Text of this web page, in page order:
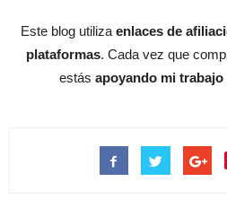
Este blog utiliza enlaces de
plataformas. Cada vez que
estás apoyando mi